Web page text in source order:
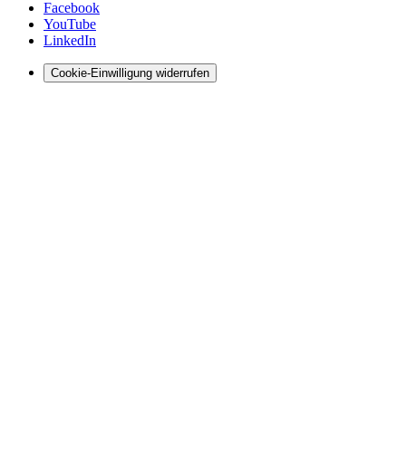
Facebook
YouTube
LinkedIn
Cookie-Einwilligung widerrufen